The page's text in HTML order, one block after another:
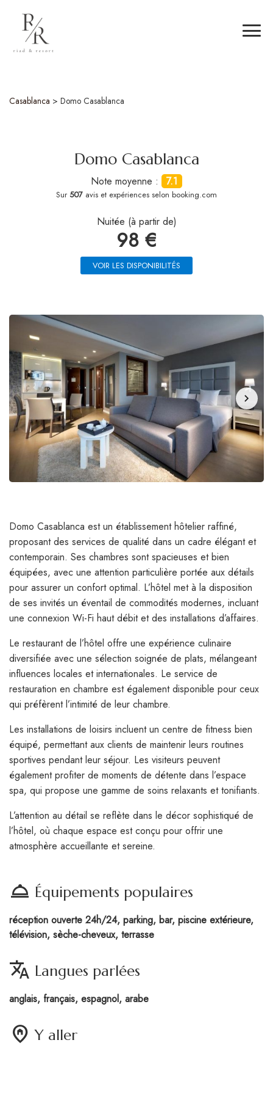
Casablanca > Domo Casablanca
Domo Casablanca
Note moyenne : 7.1
Sur 507 avis et expériences selon booking.com
Nuitée (à partir de)
98 €
VOIR LES DISPONIBILITÉS
chevron_right
Domo Casablanca est un établissement hôtelier raffiné,
proposant des services de qualité dans un cadre élégant et
contemporain. Ses chambres sont spacieuses et bien
équipées, avec une attention particulière portée aux détails
pour assurer un confort optimal. L’hôtel met à la disposition
de ses invités un éventail de commodités modernes, incluant
une connexion Wi-Fi haut débit et des installations d’affaires.
Le restaurant de l’hôtel offre une expérience culinaire
diversifiée avec une sélection soignée de plats, mélangeant
influences locales et internationales. Le service de
restauration en chambre est également disponible pour ceux
qui préfèrent l’intimité de leur chambre.
Les installations de loisirs incluent un centre de fitness bien
équipé, permettant aux clients de maintenir leurs routines
sportives pendant leur séjour. Les visiteurs peuvent
également profiter de moments de détente dans l’espace
spa, qui propose une gamme de soins relaxants et tonifiants.
L’attention au détail se reflète dans le décor sophistiqué de
l’hôtel, où chaque espace est conçu pour offrir une
atmosphère accueillante et sereine.
room_service Équipements populaires
réception ouverte 24h/24, parking, bar, piscine extérieure,
télévision, sèche-cheveux, terrasse
translate Langues parlées
anglais, français, espagnol, arabe
home_pin Y aller